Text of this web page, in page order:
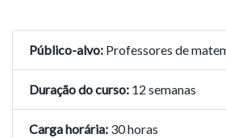
Público-alvo: Professores de
Duração do curso: 12 semanas
Carga horária: 30 horas